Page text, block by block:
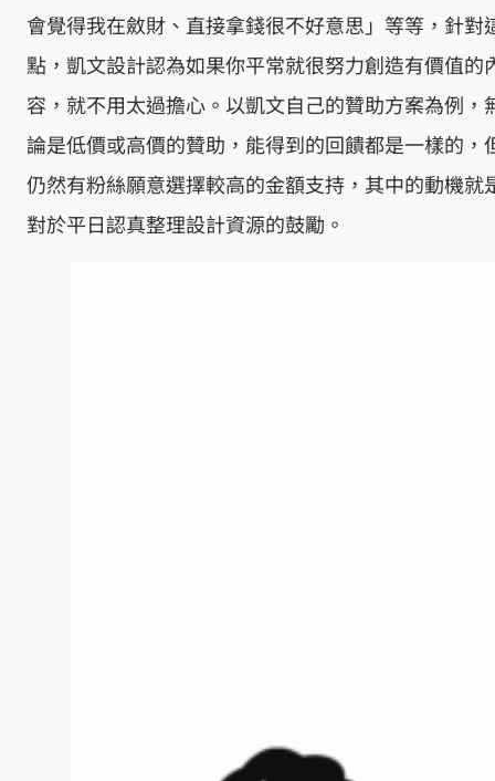
會覺得我在斂財、直接拿錢很不好意思」等等，針對
點，凱文設計認為如果你平常就很努力創造有價值的
容，就不用太過擔心。以凱文自己的贊助方案為例，
論是低價或高價的贊助，能得到的回饋都是一樣的，
仍然有粉絲願意選擇較高的金額支持，其中的動機就
對於平日認真整理設計資源的鼓勵。